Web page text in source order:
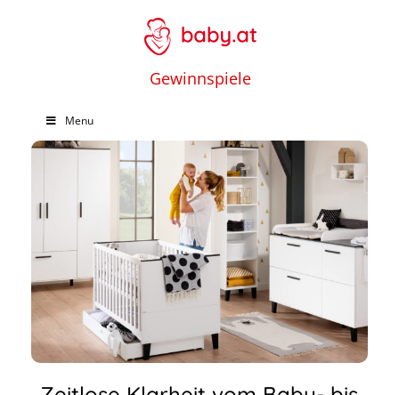
Gewinnspiele
Menu